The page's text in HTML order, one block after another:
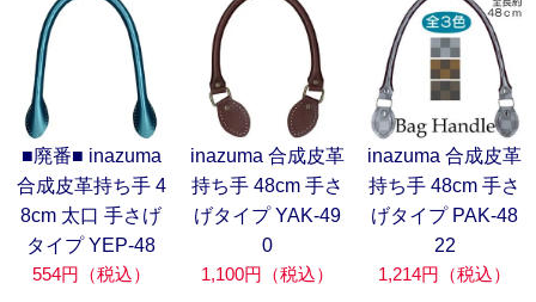
■廃番■ inazuma
合成皮革持ち手 4
8cm 太口 手さげ
タイプ YEP-48
554円（税込）
inazuma 合成皮革
持ち手 48cm 手さ
げタイプ YAK-49
0
1,100円（税込）
inazuma 合成皮革
持ち手 48cm 手さ
げタイプ PAK-48
22
1,214円（税込）